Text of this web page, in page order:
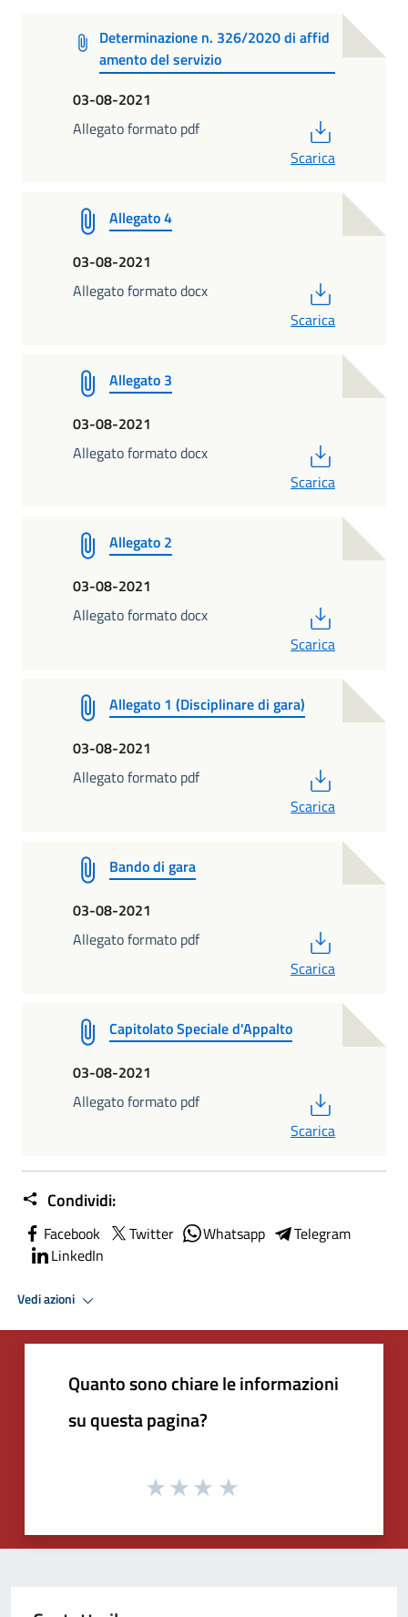
Determinazione n. 326/2020 di affid
amento del servizio
03-08-2021
Allegato formato pdf
Scarica
Allegato 4
03-08-2021
Allegato formato docx
Scarica
Allegato 3
03-08-2021
Allegato formato docx
Scarica
Allegato 2
03-08-2021
Allegato formato docx
Scarica
Allegato 1 (Disciplinare di gara)
03-08-2021
Allegato formato pdf
Scarica
Bando di gara
03-08-2021
Allegato formato pdf
Scarica
Capitolato Speciale d'Appalto
03-08-2021
Allegato formato pdf
Scarica
Condividi:
Facebook Twitter Whatsapp
Telegram
LinkedIn
Vedi azioni
Quanto sono chiare le informazioni
su questa pagina?